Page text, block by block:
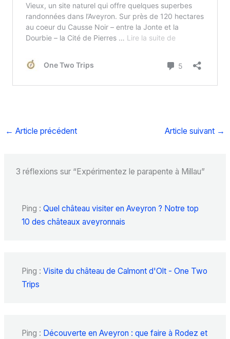
← Article précédent Article suivant →
3 réflexions sur “Expérimentez le parapente à Millau”
Ping : Quel château visiter en Aveyron ? Notre top
10 des châteaux aveyronnais
Ping : Visite du château de Calmont d'Olt - One Two
Trips
Ping : Découverte en Aveyron : que faire à Rodez et